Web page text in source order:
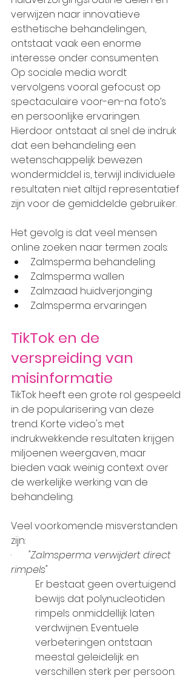
verwijzen naar innovatieve
esthetische behandelingen,
ontstaat vaak een enorme
interesse onder consumenten.
Op sociale media wordt
vervolgens vooral gefocust op
spectaculaire voor-en-na foto’s
en persoonlijke ervaringen.
Hierdoor ontstaat al snel de indruk
dat een behandeling een
wetenschappelijk bewezen
wondermiddel is, terwijl individuele
resultaten niet altijd representatief
zijn voor de gemiddelde gebruiker.
Het gevolg is dat veel mensen
online zoeken naar termen zoals:
Zalmsperma behandeling
Zalmsperma wallen
Zalmzaad huidverjonging
Zalmsperma ervaringen
TikTok en de
verspreiding van
misinformatie
TikTok heeft een grote rol gespeeld
in de popularisering van deze
trend. Korte video's met
indrukwekkende resultaten krijgen
miljoenen weergaven, maar
bieden vaak weinig context over
de werkelijke werking van de
behandeling.
Veel voorkomende misverstanden
zijn:
· "Zalmsperma verwijdert direct
rimpels"
Er bestaat geen overtuigend
bewijs dat polynucleotiden
rimpels onmiddellijk laten
verdwijnen. Eventuele
verbeteringen ontstaan
meestal geleidelijk en
verschillen sterk per persoon.